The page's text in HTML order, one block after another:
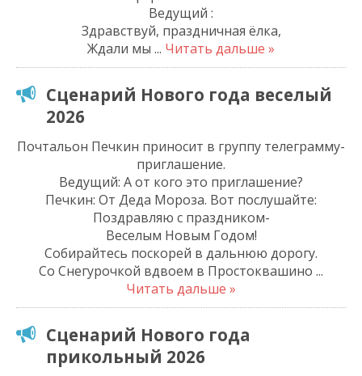
Ведущий :
Здравствуй, праздничная ёлка,
Ждали мы ... Читать дальше »
Сценарий Нового года веселый
2026
Почтальон Печкин приносит в группу телеграмму-
приглашение.
Ведущий: А от кого это приглашение?
Печкин: От Деда Мороза. Вот послушайте:
Поздравляю с праздником-
Веселым Новым Годом!
Собирайтесь поскорей в дальнюю дорогу.
Со Снегурочкой вдвоем в Простоквашино ...
Читать дальше »
Сценарий Нового года
прикольный 2026